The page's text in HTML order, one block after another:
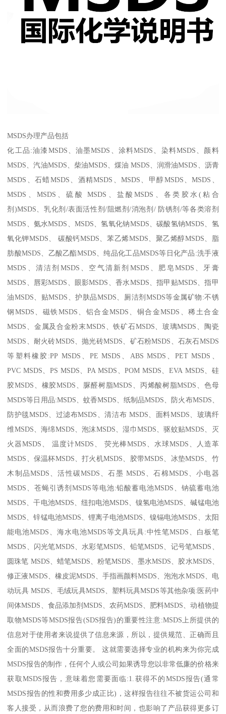
MSDS办理产品包括
化工品:油漆MSDS、油墨MSDS、涂料MSDS、染料MSDS、颜料
MSDS、汽油MSDS、柴油MSDS、煤油 MSDS、润滑油MSDS、沥青
MSDS、石蜡MSDS、酒精MSDS、MSDS、甲醇MSDS、MSDS、
MSDS、MSDS、硫酸 MSDS、盐酸MSDS、各类胶水(粘合
剂)MSDS、乳化剂/表面活性剂/阻燃剂/消泡剂/ 防锈剂/等各类溶剂
MSDS、氨水MSDS、MSDS、氢氧化钠MSDS、碳酸氢钠MSDS、氢
氧化钾MSDS、 碳酸钙MSDS、苯乙烯MSDS、聚乙烯醇MSDS、脂
肪酸MSDS、乙酸乙酯MSDS、纯品化工品MSDS等日化产品:洗手液
MSDS、清洁剂MSDS、空气清新剂MSDS、肥皂MSDS、牙膏
MSDS、唇彩MSDS、眼影MSDS、香水MSDS、指甲贴MSDS、指甲
油MSDS、贴MSDS、护肤品MSDS、厕洁剂MSDS等金属矿物:不锈
钢MSDS、磁铁MSDS、铝合金MSDS、铜合金MSDS、稀土合金
MSDS、金属及合金粉末MSDS、铁矿石MSDS、玻璃MSDS、陶瓷
MSDS、耐火砖MSDS、抛光砖MSDS、矿石粉MSDS、石灰石MSDS
等塑料橡胶:PP MSDS、PE MSDS、ABS MSDS、PET MSDS、
PVC MSDS、PS MSDS、PA MSDS、POM MSDS、EVA MSDS、硅
胶MSDS、橡胶MSDS、脲醛树脂MSDS、丙烯酸树脂MSDS、色母
MSDS等日用品:MSDS、蚊香MSDS、纸制品MSDS、防火布MSDS、
防护毯MSDS、过滤布MSDS、清洁布 MSDS、面料MSDS、玻璃纤
维MSDS、海绵MSDS、泡沫MSDS、湿巾MSDS、驱蚊贴MSDS、灭
火器MSDS、 温度计MSDS、 荧光棒MSDS、水球MSDS、人造革
MSDS、保温杯MSDS、打火机MSDS、胶带MSDS、冰垫MSDS、竹
木制品MSDS、活性碳MSDS、石墨 MSDS、石棉MSDS、小电器
MSDS、苍蝇引诱剂MSDS等电池:铅酸蓄电池MSDS、钠硫蓄电池
MSDS、干电池MSDS、纽扣电池MSDS、镍氢电池MSDS、碱锰电池
MSDS、锌锰电池MSDS、锂离子电池MSDS、镍镉电池MSDS、太阳
能电池MSDS、海水电池MSDS等文具玩具:中性笔MSDS、白板笔
MSDS、闪光笔MSDS、水彩笔MSDS、铅笔MSDS、记号笔MSDS、
圆珠笔 MSDS、蜡笔MSDS、粉笔MSDS、墨水MSDS、胶水MSDS、
修正液MSDS、橡皮泥MSDS、手指画颜料MSDS、泡泡水MSDS、电
动玩具 MSDS、毛绒玩具MSDS、塑料玩具MSDS等其他杂项:医药中
间体MSDS、食品添加剂MSDS、农药MSDS、肥料MSDS、动植物提
取物MSDS等MSDS报告(SDS报告)的重要性注意:MSDS上所提供的
信息对于使用者来说提供了信息来源，所以，提供规范、正确而且
全面的MSDS报告十分重要。 这就需要选择专业的机构来为你完成
MSDS报告的制作，任何个人或公司如果诱导您以非常低廉的价格来
获取MSDS报告，意味着您需要面临:1.获得不的MSDS报告(通常
MSDS报告的性和费用多少成正比)，这样报告往往不被货运公司和
客人接受，从而浪费了您的费用和时间，也影响了产品获得更多订